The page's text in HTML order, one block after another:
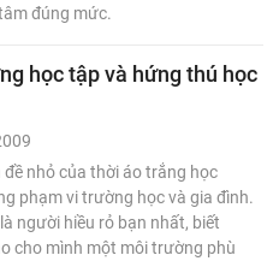
đúng mức.
học tập và hứng thú học
đề nhỏ của thời áo trắng học
phạm vi trường học và gia đình.
người hiều rỏ bạn nhất, biết
cho mình một môi trường phù